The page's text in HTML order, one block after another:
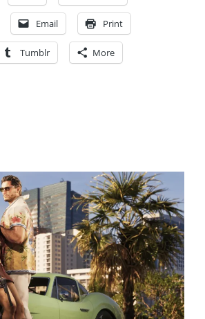
Email Print
Tumblr More